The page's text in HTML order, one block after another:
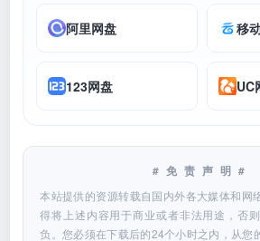
阿里网盘 移
123网盘 UC
#免责声明#
本站提供的资源转载自国内外各大媒体和网
得将上述内容用于商业或者非法用途，否
负。您必须在下载后的24个小时之内，从您